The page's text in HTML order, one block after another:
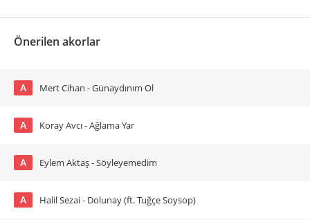
Önerilen akorlar
A Mert Cihan - Günaydınım Ol
A Koray Avcı - Ağlama Yar
A Eylem Aktaş - Söyleyemedim
A Halil Sezai - Dolunay (ft. Tuğçe Soysop)